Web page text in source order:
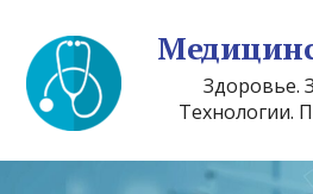
Здоровье.
Технологии.